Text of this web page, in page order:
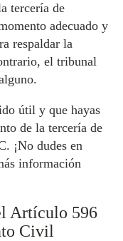
tercería de
adecuado y
respaldar la
el tribunal
útil y que hayas
de la tercería de
¡No dudes en
información
Artículo 596
Civil